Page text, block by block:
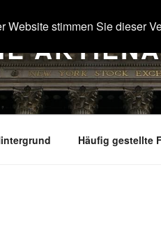
Häufig gestellte
stimmen Sie dieser